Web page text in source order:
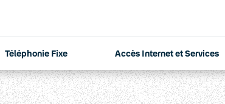
Téléphonie Fixe Accès Internet et Services